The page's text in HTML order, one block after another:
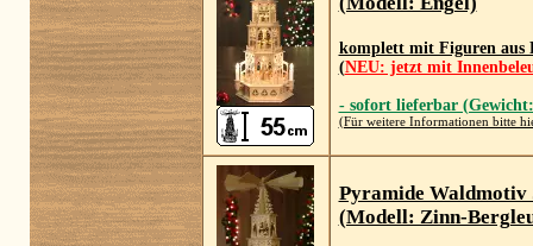
komplett mit Figuren aus
(NEU: jetzt mit
- sofort lieferbar
(Für weitere Informationen bitte
Pyramide Waldmotiv
(Modell: Zinn-